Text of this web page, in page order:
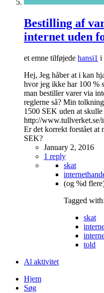
Bestilling af
internet uden
et emne tilføjede hansi1 i
Hej, Jeg håber at i kan
hvor jeg ikke har 100 %
man bestiller varer via
reglerne så? Min
1500 SEK uden at
http://www.tullverket.se/
Er det korrekt forstået at
SEK?
January 2, 2016
1 reply
skat
(og %d
Tagged with:
skat
told
Al aktivitet
Hjem
Søg